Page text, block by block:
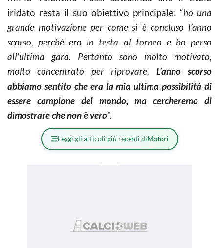
iridato resta il suo obiettivo principale: “ho una
grande motivazione per come si è concluso l’anno
scorso, perché ero in testa al torneo e ho perso
all’ultima gara. Pertanto sono molto motivato,
molto concentrato per riprovare. L’anno scorso
abbiamo sentito che era la mia ultima possibilità di
essere campione del mondo, ma cercheremo di
dimostrare che non è vero”.
Leggi gli articoli più recenti diMotori